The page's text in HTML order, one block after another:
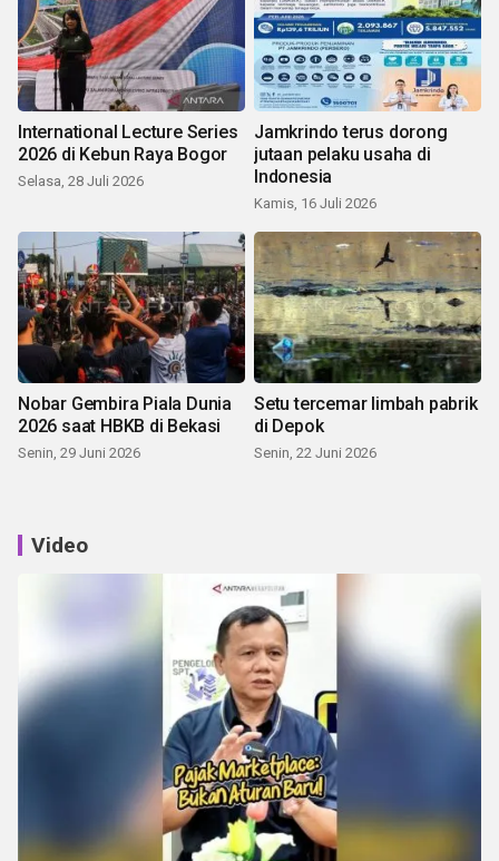
International Lecture Series
2026 di Kebun Raya Bogor
Selasa, 28 Juli 2026
Jamkrindo terus dorong
jutaan pelaku usaha di
Indonesia
Kamis, 16 Juli 2026
Nobar Gembira Piala Dunia
2026 saat HBKB di Bekasi
Senin, 29 Juni 2026
Setu tercemar limbah pabrik
di Depok
Senin, 22 Juni 2026
Video